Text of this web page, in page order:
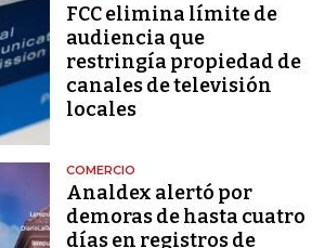
FCC elimina límite de
audiencia que
restringía propiedad de
canales de televisión
locales
COMERCIO
Analdex alertó por
demoras de hasta cuatro
días en registros de